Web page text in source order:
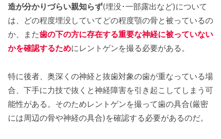
造が分かりづらい親知らず(埋没･一部露出など)について
は、どの程度埋没していてどの程度顎の骨と被っているの
か、また歯の下の方に存在する重要な神経に被っていない
かを確認するためにレントゲンを撮る必要がある。
特に後者、奥深くの神経と抜歯対象の歯が重なっている場
合、下手に力技で抜くと神経障害を引き起こしてしまう可
能性がある。そのためレントゲンを撮って歯の具合(厳密
には周辺の骨や神経の具合)を確認する必要があるのだ。